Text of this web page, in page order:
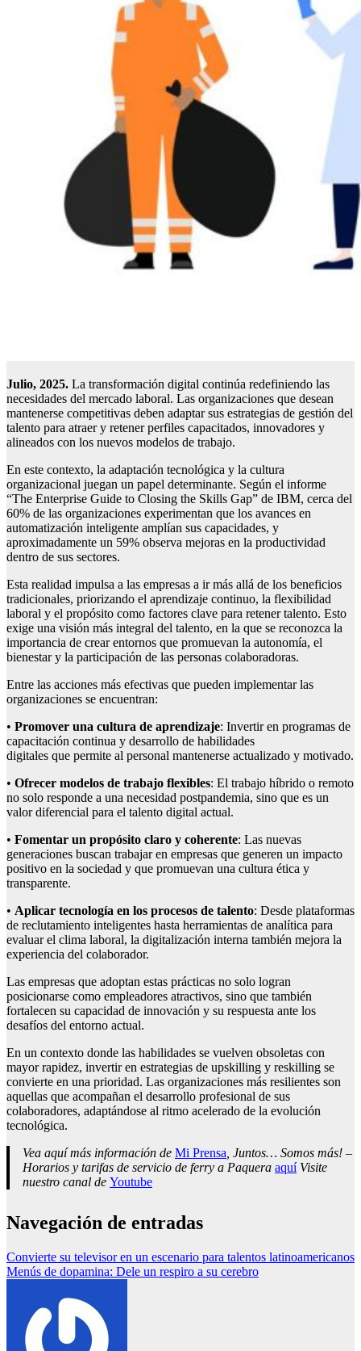
Julio, 2025. La transformación digital continúa redefiniendo las
necesidades del mercado laboral. Las organizaciones que desean
mantenerse competitivas deben adaptar sus estrategias de gestión del
talento para atraer y retener perfiles capacitados, innovadores y
alineados con los nuevos modelos de trabajo.
En este contexto, la adaptación tecnológica y la cultura
organizacional juegan un papel determinante. Según el informe
“The Enterprise Guide to Closing the Skills Gap” de IBM, cerca del
60% de las organizaciones experimentan que los avances en
automatización inteligente amplían sus capacidades, y
aproximadamente un 59% observa mejoras en la productividad
dentro de sus sectores.
Esta realidad impulsa a las empresas a ir más allá de los beneficios
tradicionales, priorizando el aprendizaje continuo, la flexibilidad
laboral y el propósito como factores clave para retener talento. Esto
exige una visión más integral del talento, en la que se reconozca la
importancia de crear entornos que promuevan la autonomía, el
bienestar y la participación de las personas colaboradoras.
Entre las acciones más efectivas que pueden implementar las
organizaciones se encuentran:
• Promover una cultura de aprendizaje: Invertir en programas de
capacitación continua y desarrollo de habilidades
digitales que permite al personal mantenerse actualizado y motivado.
• Ofrecer modelos de trabajo flexibles: El trabajo híbrido o remoto
no solo responde a una necesidad postpandemia, sino que es un
valor diferencial para el talento digital actual.
• Fomentar un propósito claro y coherente: Las nuevas
generaciones buscan trabajar en empresas que generen un impacto
positivo en la sociedad y que promuevan una cultura ética y
transparente.
• Aplicar tecnología en los procesos de talento: Desde plataformas
de reclutamiento inteligentes hasta herramientas de analítica para
evaluar el clima laboral, la digitalización interna también mejora la
experiencia del colaborador.
Las empresas que adoptan estas prácticas no solo logran
posicionarse como empleadores atractivos, sino que también
fortalecen su capacidad de innovación y su respuesta ante los
desafíos del entorno actual.
En un contexto donde las habilidades se vuelven obsoletas con
mayor rapidez, invertir en estrategias de upskilling y reskilling se
convierte en una prioridad. Las organizaciones más resilientes son
aquellas que acompañan el desarrollo profesional de sus
colaboradores, adaptándose al ritmo acelerado de la evolución
tecnológica.
Vea aquí más información de Mi Prensa, Juntos… Somos más! –
Horarios y tarifas de servicio de ferry a Paquera aquíVisite
nuestro canal de Youtube
Navegación de entradas
Convierte su televisor en un escenario para talentos latinoamericanos
Menús de dopamina: Dele un respiro a su cerebro